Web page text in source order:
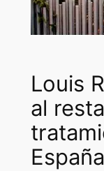
Louis
al
España